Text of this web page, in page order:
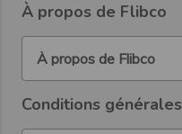
À propos de Flibco
À propos de Flibco
Conditions générales